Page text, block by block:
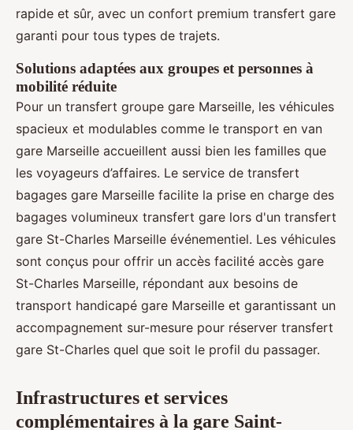
rapide et sûr, avec un confort premium transfert gare
garanti pour tous types de trajets.
Solutions adaptées aux groupes et personnes à
mobilité réduite
Pour un transfert groupe gare Marseille, les véhicules
spacieux et modulables comme le transport en van
gare Marseille accueillent aussi bien les familles que
les voyageurs d’affaires. Le service de transfert
bagages gare Marseille facilite la prise en charge des
bagages volumineux transfert gare lors d'un transfert
gare St-Charles Marseille événementiel. Les véhicules
sont conçus pour offrir un accès facilité accès gare
St-Charles Marseille, répondant aux besoins de
transport handicapé gare Marseille et garantissant un
accompagnement sur-mesure pour réserver transfert
gare St-Charles quel que soit le profil du passager.
Infrastructures et services
complémentaires à la gare Saint-